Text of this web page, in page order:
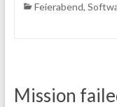
Feierabend,
Mission